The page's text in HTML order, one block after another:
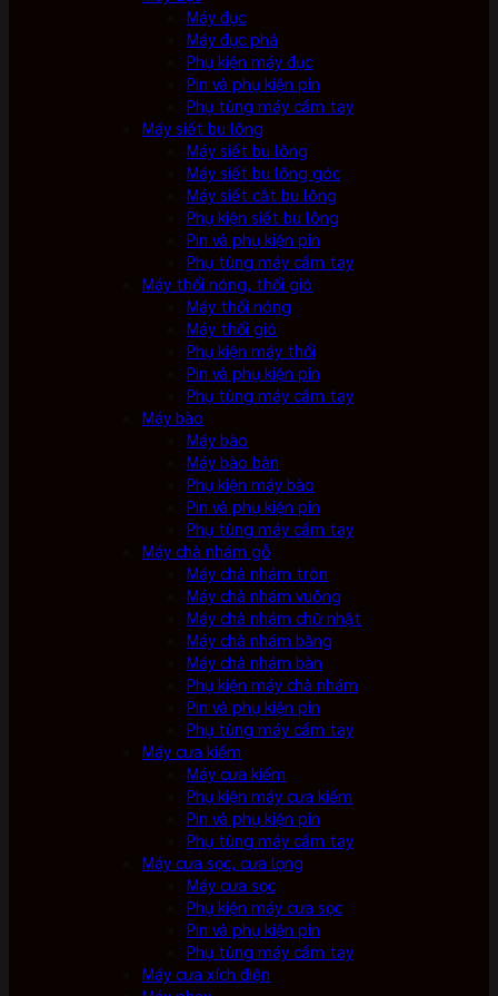
Máy đục
Máy đục phá
Phụ kiện máy đục
Pin và phụ kiện pin
Phụ tùng máy cầm tay
Máy siết bu lông
Máy siết bu lông
Máy siết bu lông góc
Máy siết cắt bu lông
Phụ kiện siết bu lông
Pin và phụ kiện pin
Phụ tùng máy cầm tay
Máy thổi nóng, thổi gió
Máy thổi nóng
Máy thổi gió
Phụ kiện máy thổi
Pin và phụ kiện pin
Phụ tùng máy cầm tay
Máy bào
Máy bào
Máy bào bàn
Phụ kiện máy bào
Pin và phụ kiện pin
Phụ tùng máy cầm tay
Máy chà nhám gỗ
Máy chà nhám tròn
Máy chà nhám vuông
Máy chà nhám chữ nhật
Máy chà nhám băng
Máy chà nhám bàn
Phụ kiện máy chà nhám
Pin và phụ kiện pin
Phụ tùng máy cầm tay
Máy cưa kiếm
Máy cưa kiếm
Phụ kiện máy cưa kiếm
Pin và phụ kiện pin
Phụ tùng máy cầm tay
Máy cưa sọc, cưa lọng
Máy cưa sọc
Phụ kiện máy cưa sọc
Pin và phụ kiện pin
Phụ tùng máy cầm tay
Máy cưa xích điện